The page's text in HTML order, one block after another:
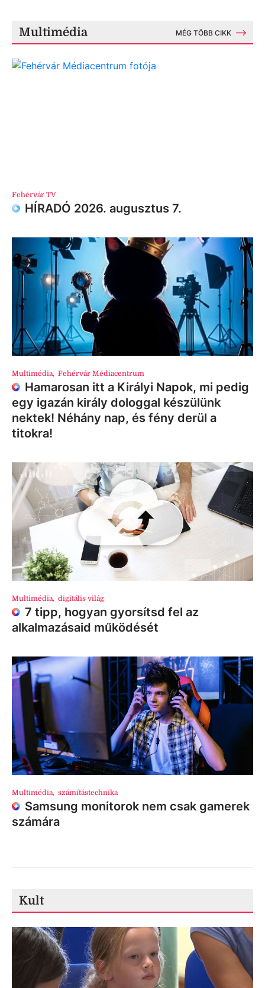
Multimédia MÉG TÖBB CIKK
Fehérvár TV
HÍRADÓ 2026. augusztus 7.
Multimédia, Fehérvár Médiacentrum
Hamarosan itt a Királyi Napok, mi pedig
egy igazán király dologgal készülünk
nektek! Néhány nap, és fény derül a
titokra!
Multimédia, digitális világ
7 tipp, hogyan gyorsítsd fel az
alkalmazásaid működését
Multimédia, számítástechnika
Samsung monitorok nem csak gamerek
számára
Kult